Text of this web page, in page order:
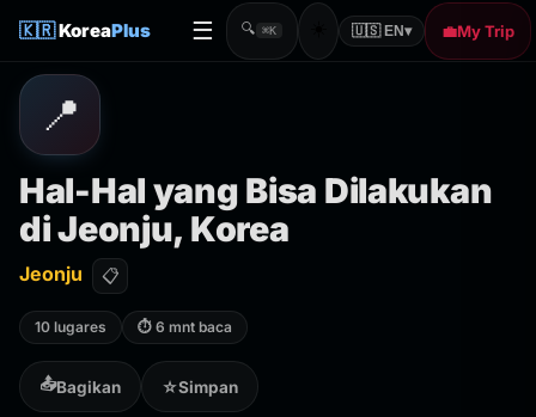
🇰🇷KoreaPlus ☰ 🔍 ⌘K 🇺🇸 EN▾ 💼My Trip
📍
Hal-Hal yang Bisa Dilakukan
di Jeonju, Korea
Jeonju 📋
10 lugares ⏱ 6 mnt baca
📤Bagikan ☆Simpan